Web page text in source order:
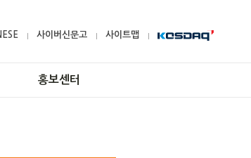
사이버신문고 사이트맵
홍보센터